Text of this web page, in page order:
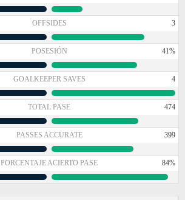
OFFSIDES 3
POSESIÓN 41%
GOALKEEPER SAVES 4
TOTAL PASE 474
PASSES ACCURATE 399
PORCENTAJE ACIERTO PASE 84%